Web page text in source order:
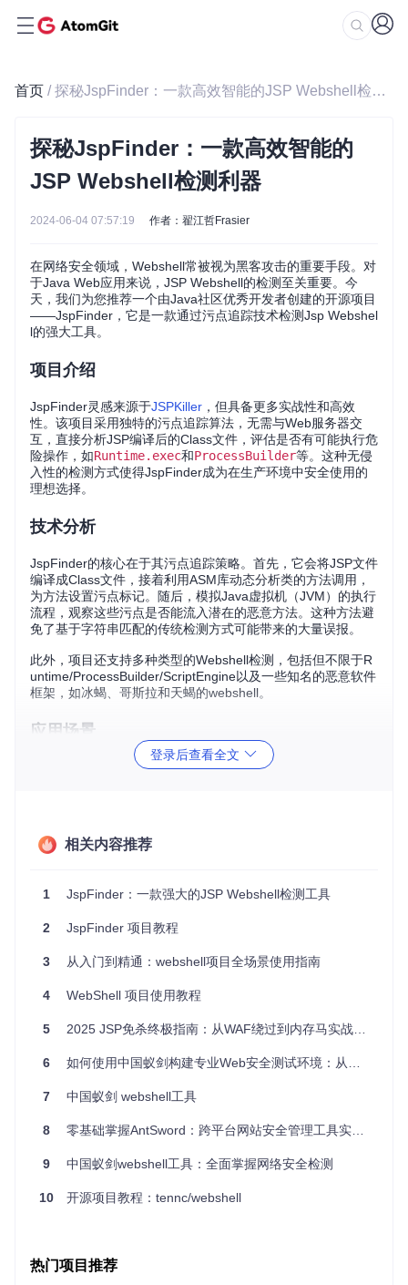
首页 / 探秘JspFinder：一款高效智能的JSP Webshell检测利器
探秘JspFinder：一款高效智能的
JSP Webshell检测利器
2024-06-04 07:57:19 作者：翟江哲Frasier
在网络安全领域，Webshell常被视为黑客攻击的重要手段。对
于Java Web应用来说，JSP Webshell的检测至关重要。今
天，我们为您推荐一个由Java社区优秀开发者创建的开源项目
——JspFinder，它是一款通过污点追踪技术检测Jsp Webshel
l的强大工具。
项目介绍
JspFinder灵感来源于JSPKiller ，但具备更多实战性和高效
性。该项目采用独特的污点追踪算法，无需与Web服务器交
互，直接分析JSP编译后的Class文件，评估是否有可能执行危
险操作，如Runtime.exec和ProcessBuilder等。这种无侵
入性的检测方式使得JspFinder成为在生产环境中安全使用的
理想选择。
技术分析
JspFinder的核心在于其污点追踪策略。首先，它会将JSP文件
编译成Class文件，接着利用ASM库动态分析类的方法调用，
为方法设置污点标记。随后，模拟Java虚拟机（JVM）的执行
流程，观察这些污点是否能流入潜在的恶意方法。这种方法避
免了基于字符串匹配的传统检测方式可能带来的大量误报。
此外，项目还支持多种类型的Webshell检测，包括但不限于R
untime/ProcessBuilder/ScriptEngine以及一些知名的恶意软件
框架，如冰蝎、哥斯拉和天蝎的webshell。
应用场景
JspFinder广泛适用于以下场景：
对于新部署或升级的Web应用程序，进行安全性检查。
在渗透测试中，作为辅助工具以确定是否存在Webshell漏
嵌套方法调用的恶意Webshell。
：基于输入流对恶意方法的影响进行污点跟踪，
减少误报。
低侵入性：不影响服务器正常运行，安全可靠。
hell和混淆Webshell的支持。
要开始使用JspFinder，只需几步简单的命令行操作，就能轻
松检测指定的Web目录。项目文档清晰，提供了详细的操作指
南和示例。
是安全专家还是运维人员，都值得将其加入您的工具箱。现在
[ ![Stargazers over time
登录后查看全文
相关内容推荐
1 JspFinder：一款强大的JSP Webshell检测工具
2 JspFinder 项目教程
3 从入门到精通：webshell项目全场景使用指南
4 WebShell 项目使用教程
5 2025 JSP免杀终极指南：从WAF绕过到内存马实战全解析
6 如何使用中国蚁剑构建专业Web安全测试环境：从安装到高级应用全指南
7 中国蚁剑 webshell工具
8 零基础掌握AntSword：跨平台网站安全管理工具实战指南
9 中国蚁剑webshell工具：全面掌握网络安全检测
10 开源项目教程：tennc/webshell
热门项目推荐